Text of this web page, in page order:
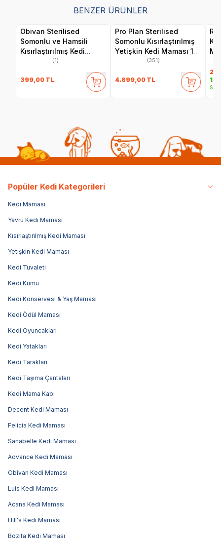
BENZER ÜRÜNLER
Obivan Sterilised
Somonlu ve Hamsili
Kısırlaştırılmış Kedi
Maması 2 kg
(1)
399,00 TL
Pro Plan Sterilised
Somonlu Kısırlaştırılmış
Yetişkin Kedi Maması 10
(351)
4.899,00 TL
Popüler Kedi Kategorileri
Kedi Maması
Yavru Kedi Maması
Kısırlaştırılmış Kedi Maması
Yetişkin Kedi Maması
Kedi Tuvaleti
Kedi Kumu
Kedi Konservesi & Yaş Maması
Kedi Ödül Maması
Kedi Oyuncakları
Kedi Yatakları
Kedi Tarakları
Kedi Taşıma Çantaları
Kedi Mama Kabı
Decent Kedi Maması
Felicia Kedi Maması
Sanabelle Kedi Maması
Advance Kedi Maması
Obivan Kedi Maması
Luis Kedi Maması
Acana Kedi Maması
Hill's Kedi Maması
Bozita Kedi Maması